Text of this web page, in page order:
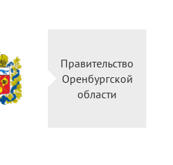
Правительство
Оренбургской
области